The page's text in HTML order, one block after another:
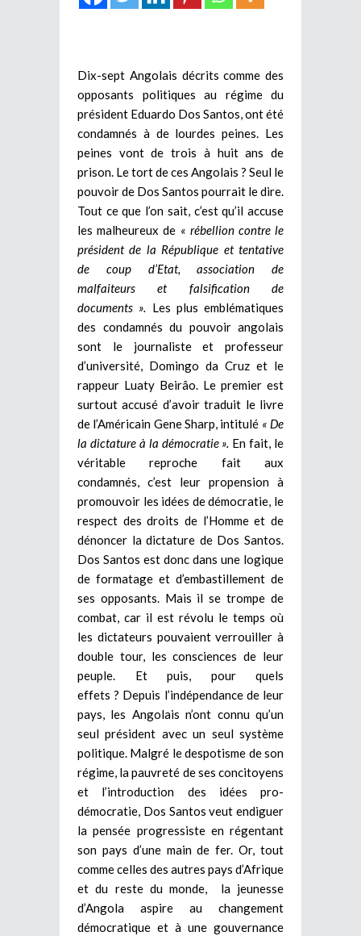
Dix-sept Angolais décrits comme des
opposants politiques au régime du
président Eduardo Dos Santos, ont été
condamnés à de lourdes peines. Les
peines vont de trois à huit ans de
prison. Le tort de ces Angolais ? Seul le
pouvoir de Dos Santos pourrait le dire.
Tout ce que l’on sait, c’est qu’il accuse
les malheureux de « rébellion contre le
président de la République et tentative
de coup d’Etat, association de
malfaiteurs et falsification de
documents ». Les plus emblématiques
des condamnés du pouvoir angolais
sont le journaliste et professeur
d’université, Domingo da Cruz et le
rappeur Luaty Beirâo. Le premier est
surtout accusé d’avoir traduit le livre
de l’Américain Gene Sharp, intitulé « De
la dictature à la démocratie ». En fait, le
véritable reproche fait aux
condamnés, c’est leur propension à
promouvoir les idées de démocratie, le
respect des droits de l’Homme et de
dénoncer la dictature de Dos Santos.
Dos Santos est donc dans une logique
de formatage et d’embastillement de
ses opposants. Mais il se trompe de
combat, car il est révolu le temps où
les dictateurs pouvaient verrouiller à
double tour, les consciences de leur
peuple. Et puis, pour quels
effets ? Depuis l’indépendance de leur
pays, les Angolais n’ont connu qu’un
seul président avec un seul système
politique. Malgré ledespotisme de son
régime, la pauvreté de ses concitoyens
et l’introduction des idées pro-
démocratie, Dos Santos veut endiguer
la pensée progressiste en régentant
son pays d’une main de fer. Or, tout
comme celles des autres pays d’Afrique
et du reste du monde, la jeunesse
d’Angola aspire au changement
démocratique et à une gouvernance